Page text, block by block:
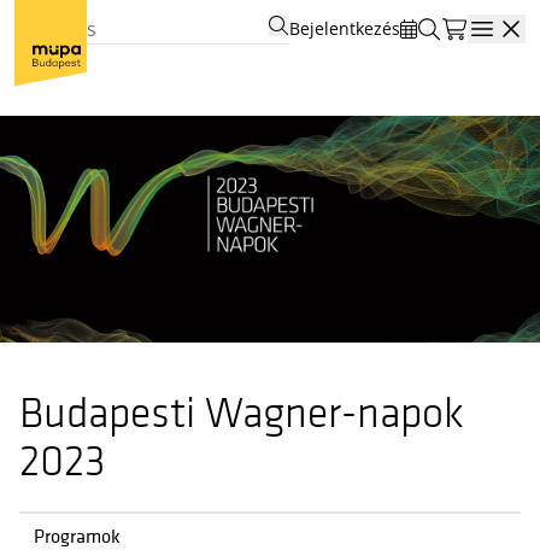
Bejelentkezés
Budapesti Wagner-napok
2023
Programok